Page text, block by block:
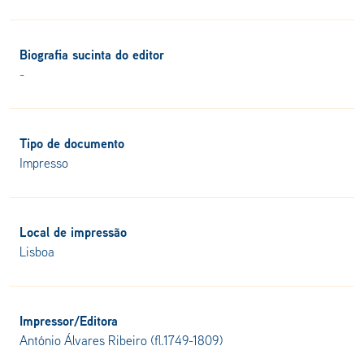
Biografia sucinta do editor
-
Tipo de documento
Impresso
Local de impressão
Lisboa
Impressor/Editora
António Álvares Ribeiro (fl.1749-1809)